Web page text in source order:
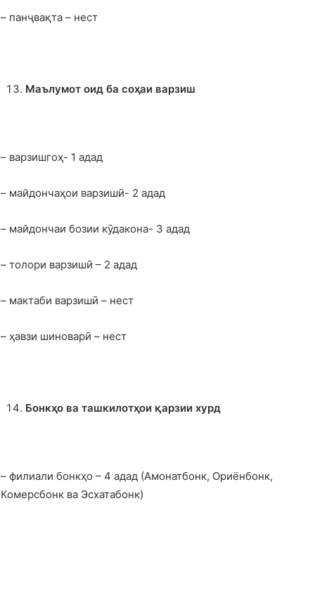
– панҷвақта – нест
Маълумот оид ба соҳаи варзиш
– варзишгоҳ- 1 адад
– майдончаҳои варзишӣ- 2 адад
– майдончаи бозии кӯдакона- 3 адад
– толори варзишӣ – 2 адад
– мактаби варзишӣ – нест
– ҳавзи шиноварӣ – ­нест
Бонкҳо ва ташкилотҳои қарзии хурд
– филиали бонкҳо – 4 адад (Амонатбонк, Ориёнбонк,
Комерсбонк ва Эсхатабонк)